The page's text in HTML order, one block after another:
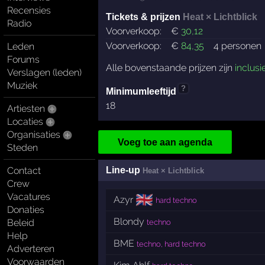
Recensies
Radio
Leden
Forums
Verslagen (leden)
Muziek
Artiesten
Locaties
Organisaties
Steden
Contact
Crew
Vacatures
Donaties
Beleid
Help
Adverteren
Voorwaarden
Tickets & prijzen Heat × Lichtblick
Voorverkoop: € 30,12
Voorverkoop:
€ 84,35
4 personen
Alle bovenstaande prijzen zijn
Minimumleeftijd ?
18
Voeg toe aan agenda
Line-up Heat × Lichtblick
Azyr 🇬🇧 hard techno
Blondy techno
BME techno, hard techno